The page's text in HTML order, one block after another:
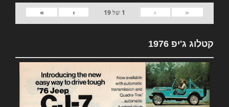
«
‹
1 של19
›
»
קטלוג ג'יפ 1976